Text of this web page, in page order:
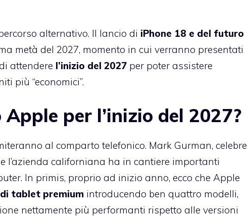
alternativo. Il lancio di iPhone 18 e del futuro
metà del 2027, momento in cui verranno presentati
attendere l’inizio del 2027 per poter assistere
più “economici”.
per l’inizio del 2027?
al comparto telefonico. Mark Gurman, celebre
l’azienda californiana ha in cantiere importanti
In primis, proprio ad inizio anno, ecco che Apple
tablet premium introducendo ben quattro modelli,
nettamente più performanti rispetto alle versioni